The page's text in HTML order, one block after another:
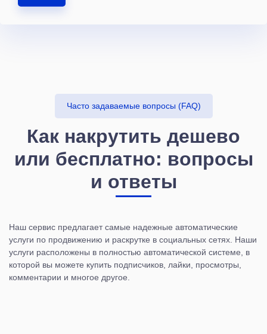
Часто задаваемые вопросы (FAQ)
Как накрутить дешево
или бесплатно: вопросы
и ответы
Наш сервис предлагает самые надежные автоматические
услуги по продвижению и раскрутке в социальных сетях. Наши
услуги расположены в полностью автоматической системе, в
которой вы можете купить подписчиков, лайки, просмотры,
комментарии и многое другое.